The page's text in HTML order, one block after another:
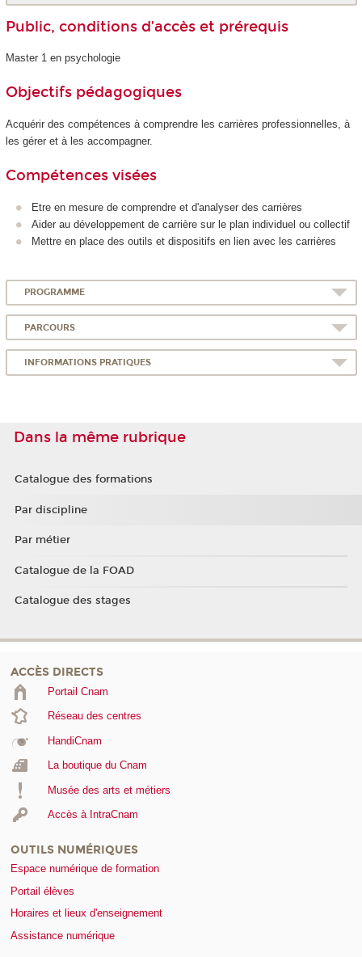
Public, conditions d’accès et prérequis
Master 1 en psychologie
Objectifs pédagogiques
Acquérir des compétences à comprendre les carrières professionnelles, à
les gérer et à les accompagner.
Compétences visées
Etre en mesure de comprendre et d'analyser des carrières
Aider au développement de carrière sur le plan individuel ou collectif
Mettre en place des outils et dispositifs en lien avec les carrières
PROGRAMME
PARCOURS
INFORMATIONS PRATIQUES
Dans la même rubrique
Catalogue des formations
Par discipline
Par métier
Catalogue de la FOAD
Catalogue des stages
ACCÈS DIRECTS
Portail Cnam
Réseau des centres
HandiCnam
La boutique du Cnam
Musée des arts et métiers
Accès à IntraCnam
OUTILS NUMÉRIQUES
Espace numérique de formation
Portail élèves
Horaires et lieux d'enseignement
Assistance numérique